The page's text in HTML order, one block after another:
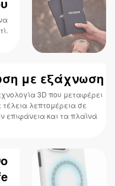
με εξάχνωση
3D που μεταφέρει
τέλεια λεπτομέρεια σε
επιφάνεια και τα πλαϊνά